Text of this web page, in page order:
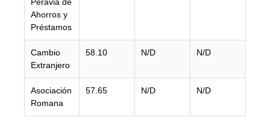
Ahorros y
Préstamos
Cambio
Extranjero
58.10 N/D N/D
Asociación
Romana
57.65 N/D N/D